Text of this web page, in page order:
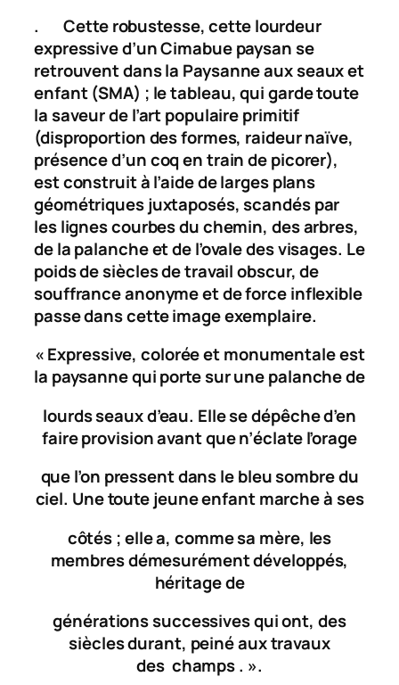
. Cette robustesse, cette lourdeur
expressive d’un Cimabue paysan se
retrouvent dans la Paysanne aux seaux et
enfant(SMA) ; le tableau, qui garde toute
la saveur de l’art populaire primitif
(disproportion des formes, raideur naïve,
présence d’un coq en train de picorer),
est construit à l’aide de larges plans
géométriques juxtaposés, scandés par
les lignes courbes du chemin, des arbres,
de la palanche et de l’ovale des visages. Le
poids de siècles de travail obscur, de
souffrance anonyme et de force inflexible
passe dans cette image exemplaire.
« Expressive, colorée et monumentale est
la paysanne qui porte sur une palanche de
lourds seaux d’eau. Elle se dépêche d’en
faire provision avant que n’éclate l’orage
que l’on pressent dans le bleu sombre du
ciel. Une toute jeune enfant marche à ses
côtés ; elle a, comme sa mère, les
membres démesurément développés,
héritage de
générations successives qui ont, des
siècles durant, peiné aux travaux
des champs . ».